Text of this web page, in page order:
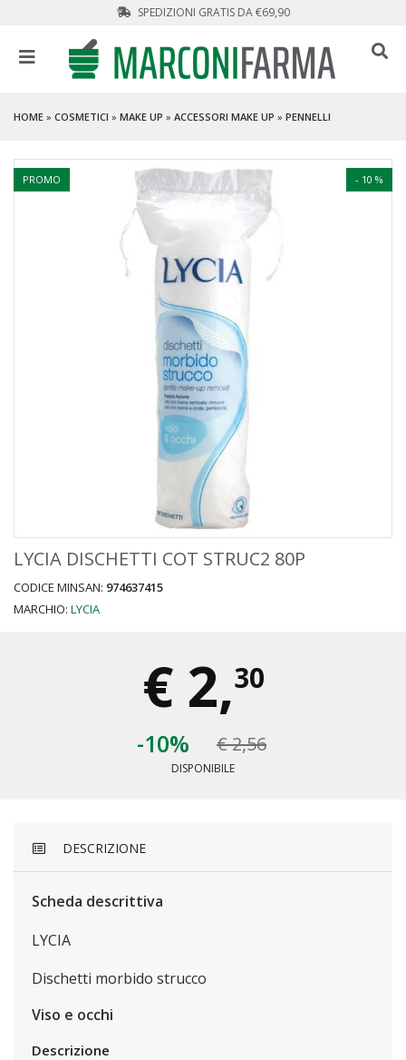
SPEDIZIONI GRATIS DA €69,90
HOME » COSMETICI » MAKE UP » ACCESSORI MAKE UP » PENNELLI
- 10 %
PROMO
LYCIA DISCHETTI COT STRUC2 80P
CODICE MINSAN: 974637415
MARCHIO: LYCIA
€ 2,30
-10% € 2,56
DISPONIBILE
DESCRIZIONE
Scheda descrittiva
LYCIA
Dischetti morbido strucco
Viso e occhi
Descrizione